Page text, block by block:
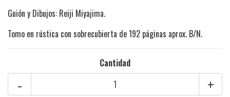
Guión y Dibujos: Reiji Miyajima.
Tomo en rústica con sobrecubierta de 192 páginas aprox. B/N.
Cantidad
+
-